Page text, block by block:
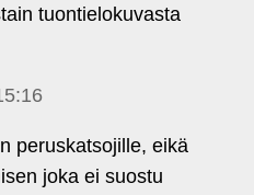
tuontielokuvasta
peruskatsojille, eikä
joka ei suostu